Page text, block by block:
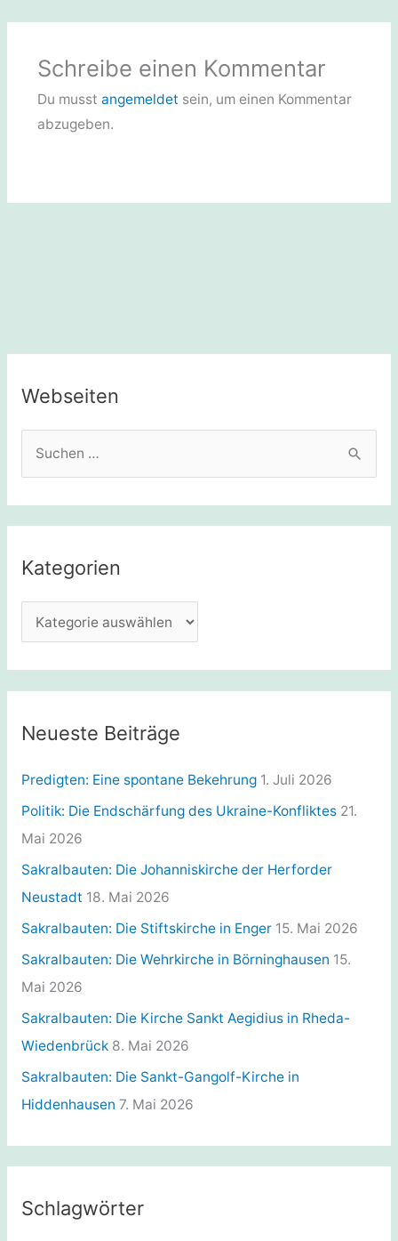
Schreibe einen Kommentar
Du musst angemeldet sein, um einen Kommentar
abzugeben.
Webseiten
h
n
n
h
Kategorien
a
t
e
g
r
i
e
n
Neueste Beiträge
Predigten: Eine spontane Bekehrung 1. Juli 2026
Politik: Die Endschärfung des Ukraine-Konfliktes 21.
Mai 2026
Sakralbauten: Die Johanniskirche der Herforder
Neustadt 18. Mai 2026
Sakralbauten: Die Stiftskirche in Enger 15. Mai 2026
Sakralbauten: Die Wehrkirche in Börninghausen 15.
Mai 2026
Sakralbauten: Die Kirche Sankt Aegidius in Rheda-
Wiedenbrück 8. Mai 2026
Sakralbauten: Die Sankt-Gangolf-Kirche in
Hiddenhausen 7. Mai 2026
Schlagwörter